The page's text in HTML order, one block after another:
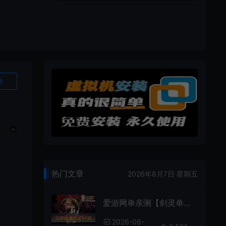
热门文章 2026年8月7日 星期五
爱游网单亲测【剑灵单机版】最新整理琉璃K二系45级刺金版 完整武器进化树 配套GM工具 视频安装教学 虚拟机一键端
2026-06-